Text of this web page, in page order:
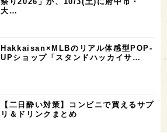
大…
Hakkaisan×MLBのリアル体感型POP-
UPショップ「スタンドハッカイサ…
【二日酔い対策】コンビニで買えるサプ
リ＆ドリンクまとめ